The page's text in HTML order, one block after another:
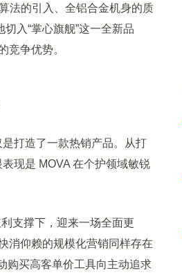
法的引入、全铝合金机身的质
入“掌心旗舰”这一全新品
竞争优势。
打造了一款热销产品。从打
现是 MOVA 在个护领域敏锐
支撑下，迎来一场全面更
消仰赖的规模化营销同样存在
购买高客单价工具向主动追求